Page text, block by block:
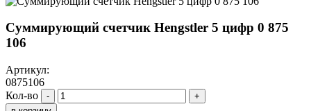
Суммирующий счетчик Hengstler 5 цифр 0 875
106
Артикул:
0875106
Кол-во
-
+